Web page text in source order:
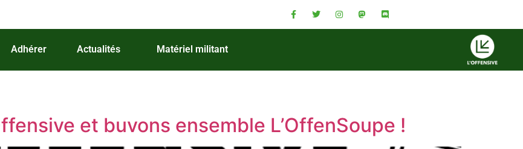
Adhérer Actualités Matériel militant
et buvons ensemble L’OffenSoupe !